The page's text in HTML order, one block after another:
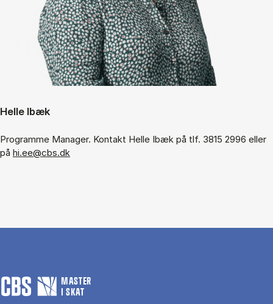
Helle Ibæk
Programme Manager. Kontakt Helle Ibæk på tlf. 3815 2996 eller
på hi.ee@cbs.dk
MASTER
I SKAT